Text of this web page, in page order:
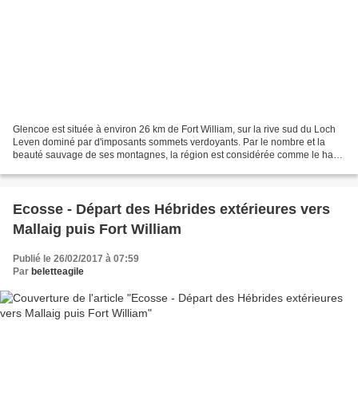
Glencoe est située à environ 26 km de Fort William, sur la rive sud du Loch
Leven dominé par d'imposants sommets verdoyants. Par le nombre et la
beauté sauvage de ses montagnes, la région est considérée comme le haut
Ecosse - Départ des Hébrides extérieures vers
Mallaig puis Fort William
Publié le 26/02/2017 à 07:59
Par beletteagile